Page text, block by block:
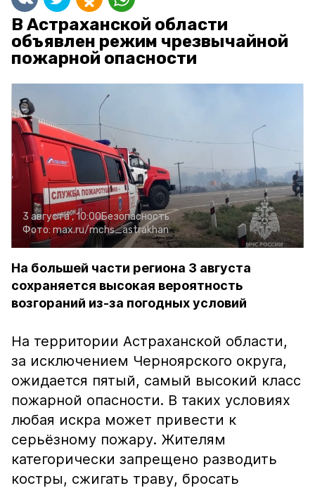
В Астраханской области
объявлен режим чрезвычайной
пожарной опасности
3 августа , 10:00Безопасность
Фото: max.ru/mchs_astrakhan
На большей части региона 3 августа
сохраняется высокая вероятность
возгораний из-за погодных условий
На территории Астраханской области,
за исключением Черноярского округа,
ожидается пятый, самый высокий класс
пожарной опасности. В таких условиях
любая искра может привести к
серьёзному пожару. Жителям
категорически запрещено разводить
костры, сжигать траву, бросать